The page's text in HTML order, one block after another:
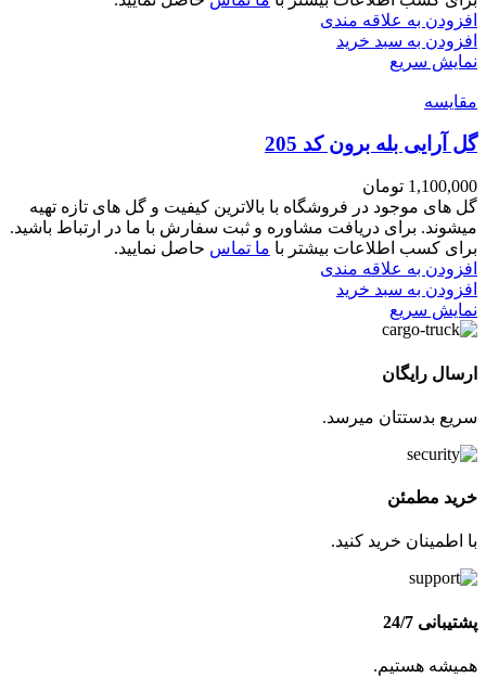
افزودن به علاقه مندی
افزودن به سبد خرید
نمایش سریع
مقايسه
گل آرایی بله برون کد 205
1,100,000 تومان
گل های موجود در فروشگاه با بالاترین کیفیت و گل های تازه تهیه
میشوند. برای دریافت مشاوره و ثبت سفارش با ما در ارتباط باشید.
برای کسب اطلاعات بیشتر با ما تماس حاصل نمایید.
افزودن به علاقه مندی
افزودن به سبد خرید
نمایش سریع
ارسال رایگان
سریع بدستتان میرسد.
خرید مطمئن
با اطمینان خرید کنید.
پشتیبانی 24/7
همیشه هستیم.